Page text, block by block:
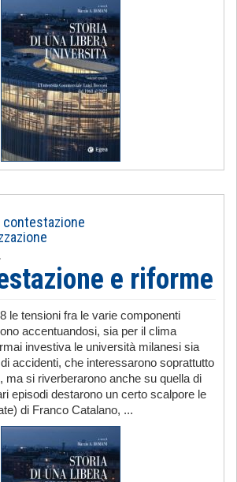
contestazione
e riforme
le tensioni fra le varie componenti
accentuandosi, sia per il clima
investiva le università milanesi sia
accidenti, che interessarono soprattutto
ma si riverberarono anche su quella di
episodi destarono un certo scalpore le
di Franco Catalano, ...